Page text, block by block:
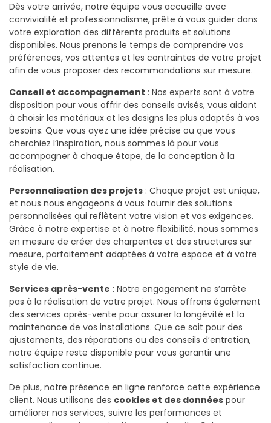
Dès votre arrivée, notre équipe vous accueille avec
convivialité et professionnalisme, prête à vous guider dans
votre exploration des différents produits et solutions
disponibles. Nous prenons le temps de comprendre vos
préférences, vos attentes et les contraintes de votre projet
afin de vous proposer des recommandations sur mesure.
Conseil et accompagnement : Nos experts sont à votre
disposition pour vous offrir des conseils avisés, vous aidant
à choisir les matériaux et les designs les plus adaptés à vos
besoins. Que vous ayez une idée précise ou que vous
cherchiez l’inspiration, nous sommes là pour vous
accompagner à chaque étape, de la conception à la
réalisation.
Personnalisation des projets : Chaque projet est unique,
et nous nous engageons à vous fournir des solutions
personnalisées qui reflètent votre vision et vos exigences.
Grâce à notre expertise et à notre flexibilité, nous sommes
en mesure de créer des charpentes et des structures sur
mesure, parfaitement adaptées à votre espace et à votre
style de vie.
Services après-vente : Notre engagement ne s’arrête
pas à la réalisation de votre projet. Nous offrons également
des services après-vente pour assurer la longévité et la
maintenance de vos installations. Que ce soit pour des
ajustements, des réparations ou des conseils d’entretien,
notre équipe reste disponible pour vous garantir une
satisfaction continue.
De plus, notre présence en ligne renforce cette expérience
client. Nous utilisons des cookies et des données pour
améliorer nos services, suivre les performances et